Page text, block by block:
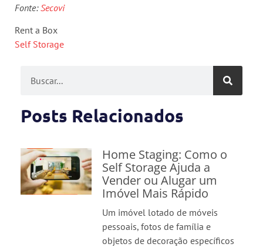
Fonte:Secovi
Rent a Box
Self Storage
Posts Relacionados
Home Staging: Como o
Self Storage Ajuda a
Vender ou Alugar um
Imóvel Mais Rápido
Um imóvel lotado de móveis
pessoais, fotos de família e
objetos de decoração específicos